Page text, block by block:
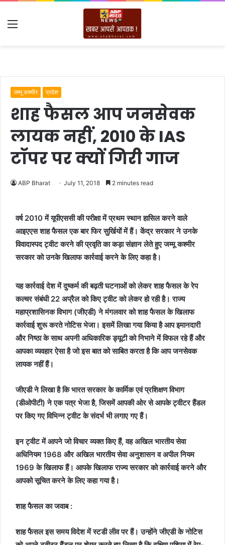
Menu
जम्मू कश्मीर प्रदेश
शाह फैसल आप जनसेवक
लायक नहीं, 2010 के IAS
टॉपर पर क्‍यों गिरी गाज
ABP Bharat July 11, 2018 2 minutes read
वर्ष 2010 में यूपीएससी की परीक्षा में प्रथम स्थान हासिल करने वाले
आइएएस शाह फैसल एक बार फिर सुर्खियों में हैं। केंद्र सरकार ने उनके
विवादास्पद ट्वीट करने की प्रवृति का कड़ा संज्ञान लेते हुए जम्मू कश्मीर
सरकार को उनके खिलाफ कार्रवाई करने के लिए कहा है।
यह कार्रवाई देश में दुष्कर्म की बढ़ती घटनाओं को लेकर शाह फैसल के रेप
कल्चर संबंधी 22 अप्रैल को किए ट्वीट को लेकर हो रही है। राज्य
महाप्रशासिनक विभाग (जीएडी) ने मंगलवार को शाह फैसल के खिलाफ
कार्रवाई शुरू करते नोटिस भेजा। इसमें लिखा गया किया है आप इमानदारी
और निष्ठा के साथ अपनी अधिकारिक ड्यूटी को निभाने में विफल रहे हैं और
आपका व्यवहार ऐसा है जो इस बात को साबित करता है कि आप जनसेवक
लायक नहीं हैं।
जीएडी ने लिखा है कि भारत सरकार के कार्मिक एवं प्रशिक्षण विभाग
(डीओपीटी) ने एक पत्र भेजा है, जिसमें आपकी ओर से आपके ट्वीटर हैंडल
पर किए गए विभिन्न ट्वीट के संदर्भ भी लगाए गए हैं।
इन ट्वीट में आपने जो विचार व्यक्त किए हैं, वह अखिल भारतीय सेवा
अधिनियम 1968 और अखिल भारतीय सेवा अनुशासन व अपील नियम
1969 के खिलाफ हैं। आपके खिलाफ राज्य सरकार को कार्रवाई करने और
आपको सूचित करने के लिए कहा गया है।
शाह फैसल का जवाब :
शाह फैसल इस समय विदेश में स्टडी लीव पर हैं। उन्होंने जीएडी के नोटिस